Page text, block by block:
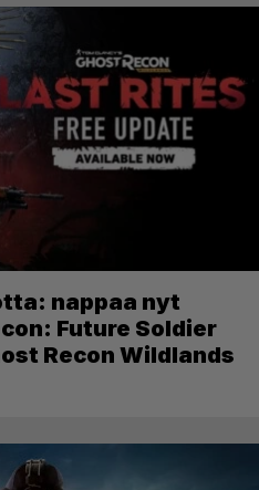
nappaa nyt
Future Soldier
Recon Wildlands